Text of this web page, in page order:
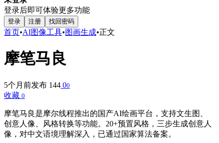
登录后即可体验更多功能
登录 注册 找回密码
首页•AI图像工具•图画生成•正文
摩笔马良
5个月前发布 144 00
收藏 0
摩笔马良是摩尔线程推出的国产AI绘画平台，支持文生图、
创意人像、风格转换等功能。20+预置风格，三步生成创意人
像，对中文语境理解深入，已通过国家算法备案。